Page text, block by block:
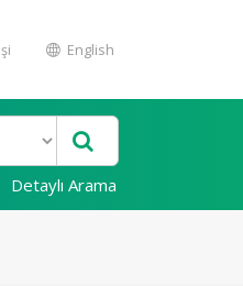
English
Detaylı Arama